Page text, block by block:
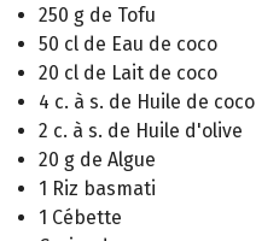
250 g de Tofu
50 cl de Eau de coco
20 cl de Lait de coco
4 c. à s. de Huile de coco
2 c. à s. de Huile d'olive
20 g de Algue
1 Riz basmati
1 Cébette